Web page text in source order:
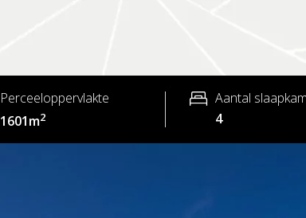
Perceeloppervlakte
1601m2
Aantal
4